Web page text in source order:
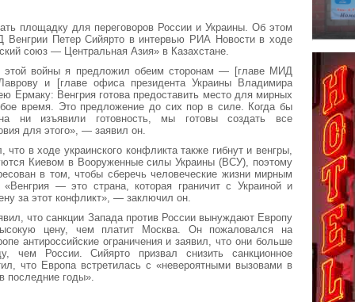
площадку для переговоров России и Украины. Об этом
Венгрии Петер Сийярто в интервью РИА Новости в ходе
союз — Центральная Азия» в Казахстане.
этой войны я предложил обеим сторонам — [главе МИД
и [главе офиса президента Украины Владимира
Ермаку: Венгрия готова предоставить место для мирных
время. Это предложение до сих пор в силе. Когда бы
ни изъявили готовность, мы готовы создать все
для этого», — заявил он.
что в ходе украинского конфликта также гибнут и венгры,
Киевом в Вооруженные силы Украины (ВСУ), поэтому
в том, чтобы сберечь человеческие жизни мирным
«Венгрия — это страна, которая граничит с Украиной и
за этот конфликт», — заключил он.
что санкции Запада против России вынуждают Европу
цену, чем платит Москва. Он пожаловался на
антироссийские ограничения и заявил, что они больше
чем России. Сийярто призвал снизить санкционное
что Европа встретилась с «невероятными вызовами в
последние годы».